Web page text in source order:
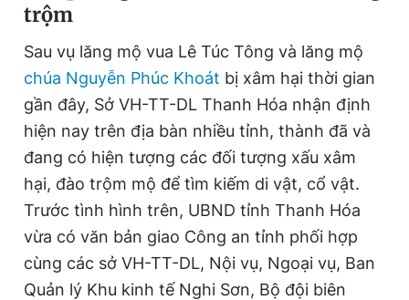
trộm
Sau vụ lăng mộ vua Lê Túc Tông và lăng mộ
chúa Nguyễn Phúc Khoát bị xâm hại thời gian
gần đây, Sở VH-TT-DL Thanh Hóa nhận định
hiện nay trên địa bàn nhiều tỉnh, thành đã và
đang có hiện tượng các đối tượng xấu xâm
hại, đào trộm mộ để tìm kiếm di vật, cổ vật.
Trước tình hình trên, UBND tỉnh Thanh Hóa
vừa có văn bản giao Công an tỉnh phối hợp
cùng các sở VH-TT-DL, Nội vụ, Ngoại vụ, Ban
Quản lý Khu kinh tế Nghi Sơn, Bộ đội biên